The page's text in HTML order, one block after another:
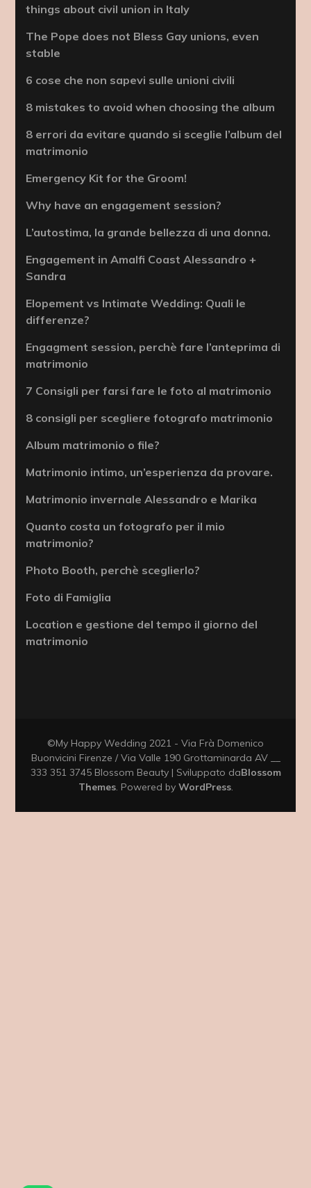
things about civil union in Italy
The Pope does not Bless Gay unions, even
stable
6 cose che non sapevi sulle unioni civili
8 mistakes to avoid when choosing the album
8 errori da evitare quando si sceglie l’album del
matrimonio
Emergency Kit for the Groom!
Why have an engagement session?
L’autostima, la grande bellezza di una donna.
Engagement in Amalfi Coast Alessandro +
Sandra
Elopement vs Intimate Wedding: Quali le
differenze?
Engagment session, perchè fare l’anteprima di
matrimonio
7 Consigli per farsi fare le foto al matrimonio
8 consigli per scegliere fotografo matrimonio
Album matrimonio o file?
Matrimonio intimo, un’esperienza da provare.
Matrimonio invernale Alessandro e Marika
Quanto costa un fotografo per il mio
matrimonio?
Photo Booth, perchè sceglierlo?
Foto di Famiglia
Location e gestione del tempo il giorno del
matrimonio
©My Happy Wedding 2021 - Via Frà Domenico
Buonvicini Firenze / Via Valle 190 Grottaminarda AV __
333 351 3745 Blossom Beauty | Sviluppato daBlossom
Themes. Powered by WordPress.